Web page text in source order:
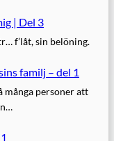
| Del 3
f’låt, sin belöning.
familj – del 1
många personer att